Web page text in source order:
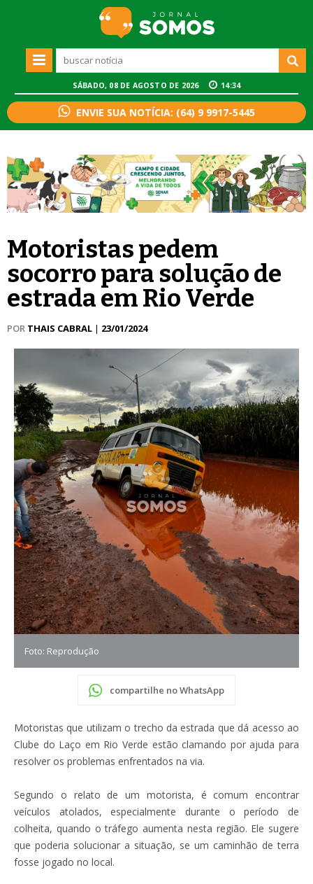
SÁBADO, 08 DE AGOSTO DE 2026 14:34
ENVIE SUA NOTÍCIA: (64) 9 9917-5445
Motoristas pedem
socorro para solução de
estrada em Rio Verde
POR THAIS CABRAL | 23/01/2024
Foto: Reprodução
compartilhe no WhatsApp
Motoristas que utilizam o trecho da estrada que dá acesso ao
Clube do Laço em Rio Verde estão clamando por ajuda para
resolver os problemas enfrentados na via.
Segundo o relato de um motorista, é comum encontrar
veículos atolados, especialmente durante o período de
colheita, quando o tráfego aumenta nesta região. Ele sugere
que poderia solucionar a situação, se um caminhão de terra
fosse jogado no local.